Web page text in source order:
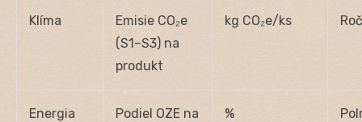
Klíma
Emisie CO₂e
(S1–S3) na
produkt
kg CO₂e/ks
Energia
Podiel OZE na
%